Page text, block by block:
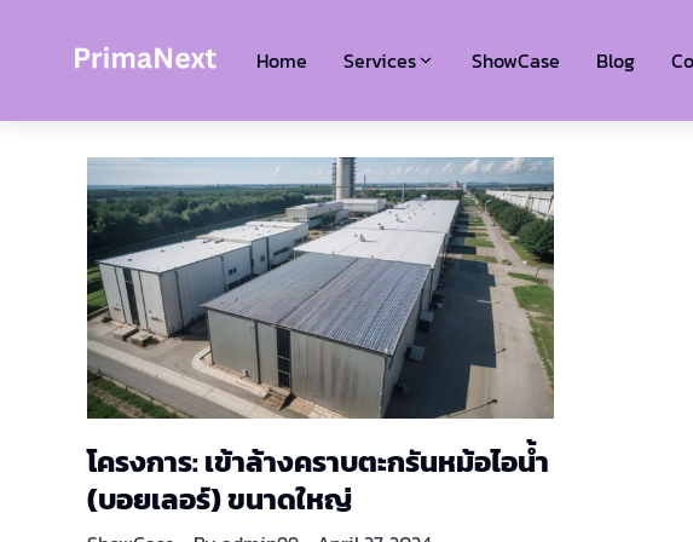
Home Services ShowCase Blog
โครงการ: เข้าล้างคราบตะกรันหม้อไอน้ำ
(บอยเลอร์) ขนาดใหญ่